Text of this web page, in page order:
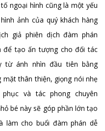
tố ngoại hình cũng là một yếu
ảnh của quý khách hàng
giả phiên dịch đàm phán
để tạo ấn tượng cho đối tác
từ ánh nhìn đầu tiên bằng
thân thiện, giọng nói nhẹ
và tác phong chuyên
bé này sẽ góp phần lớn tạo
làm cho buổi đàm phán dễ